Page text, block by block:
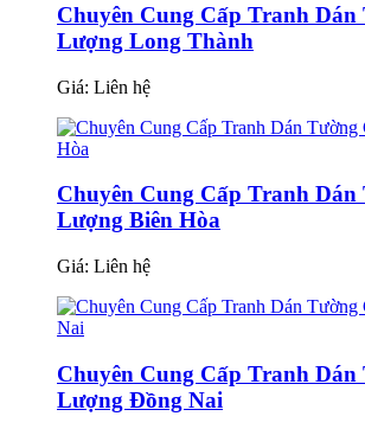
Chuyên Cung Cấp Tranh
Lượng Long Thành
Giá: Liên hệ
Chuyên Cung Cấp Tranh
Lượng Biên Hòa
Giá: Liên hệ
Chuyên Cung Cấp Tranh
Lượng Đồng Nai